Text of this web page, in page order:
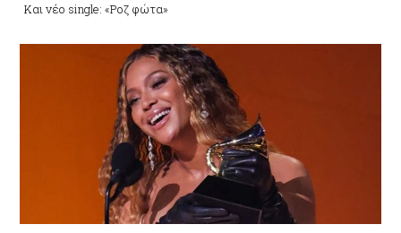
Και νέο single: «Ροζ φώτα»